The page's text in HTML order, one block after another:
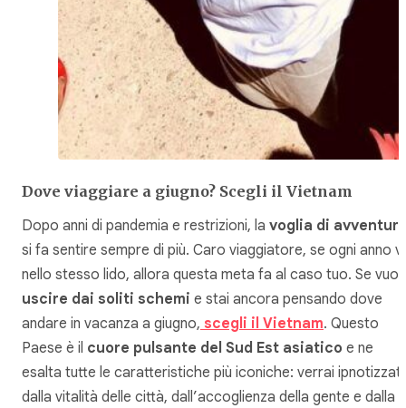
Dove viaggiare a giugno? Scegli il Vietnam
Dopo anni di pandemia e restrizioni, la voglia di
si fa sentire sempre di più. Caro viaggiatore, se ogni anno
nello stesso lido, allora questa meta fa al caso tuo. Se vuoi
uscire dai soliti schemi e stai ancora pensando dove
andare in vacanza a giugno, scegli il Vietnam. Questo
Paese è il cuore pulsante del Sud Est asiatico e ne
esalta tutte le caratteristiche più iconiche: verrai
dalla vitalità delle città, dall’accoglienza della gente e dalla